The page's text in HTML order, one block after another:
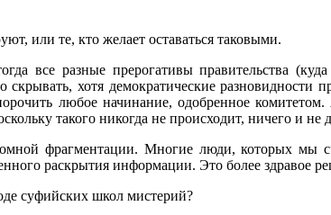
или те, кто желает оставаться таковыми.
все разные прерогативы правительства
хотя демократические разновидности
любое начинание, одобренное
такого никогда не происходит, ничего и не
фрагментации. Многие люди, которых мы
раскрытия информации. Это более здравое
суфийских школ мистерий?